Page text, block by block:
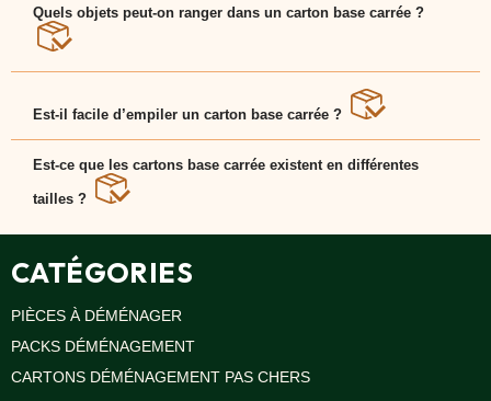
objets cubiques ou nécessitant une stabilité accrue.
Quels objets peut-on ranger dans un carton base carrée ?
électroménagers compacts, des petits cartons de
rangement ou des objets décoratifs.
Est-il facile d’empiler un carton base carrée ?
superposition stable lors du stockage ou du transport.
Est-ce que les cartons base carrée existent en différentes
tailles ?
Oui, plusieurs formats de cartons base carrée sont
CATÉGORIES
PIÈCES À DÉMÉNAGER
PACKS DÉMÉNAGEMENT
CARTONS DÉMÉNAGEMENT PAS CHERS